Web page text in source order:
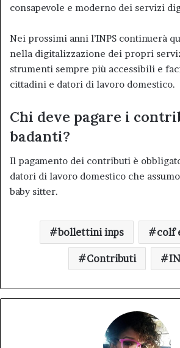
consapevole e moderno dei servizi
Nei prossimi anni l’INPS continuerà
nella digitalizzazione dei propri
strumenti sempre più accessibili e
cittadini e datori di lavoro domestico.
Chi deve pagare i
badanti?
Il pagamento dei contributi è
datori di lavoro domestico che
baby sitter.
bollettini inps colf
Contributi